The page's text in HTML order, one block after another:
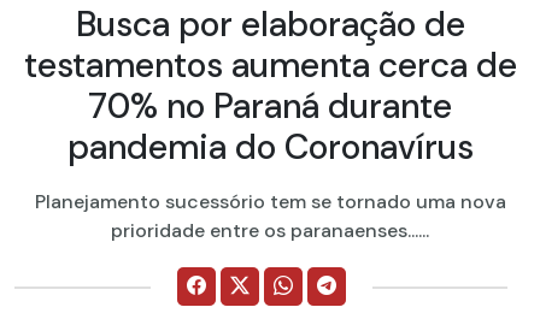
Busca por elaboração de
testamentos aumenta cerca de
70% no Paraná durante
pandemia do Coronavírus
Planejamento sucessório tem se tornado uma nova
prioridade entre os paranaenses......